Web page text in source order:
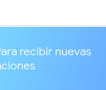
recibir nuevas